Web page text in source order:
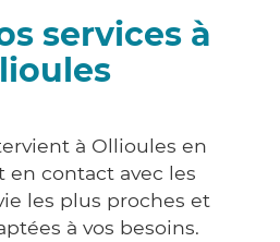
services à
à Ollioules en
en contact avec les
les plus proches et
à vos besoins.